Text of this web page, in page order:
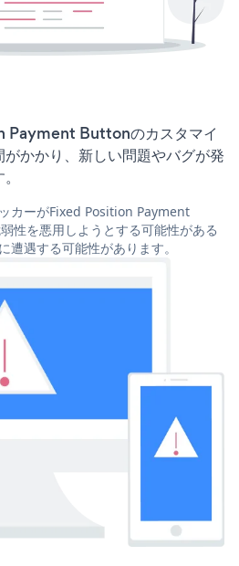
Payment Buttonのカスタマイ
かかり、新しい問題やバグが発
カーがFixed Position Payment
性を悪用しようとする可能性がある
遭遇する可能性があります。